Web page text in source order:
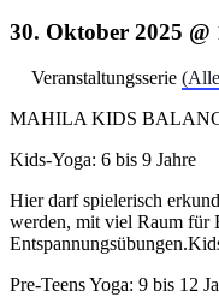
30. Oktober 2025 @
Veranstaltungsserie
MAHILA KIDS
Kids-Yoga: 6 bis 9 Jahre
Hier darf spielerisch
werden, mit viel Raum für
Pre-Teens Yoga: 9 bis 12